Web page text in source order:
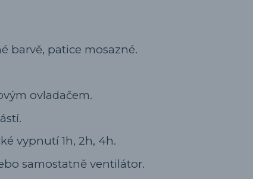
barvě, patice mosazné.
ovladačem.
vypnutí 1h, 2h, 4h.
samostatně ventilátor.